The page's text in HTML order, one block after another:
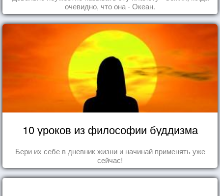
очевидно, что она - Океан.
10 уроков из философии буддизма
Бери их себе в дневник жизни и начинай применять уже
сейчас!